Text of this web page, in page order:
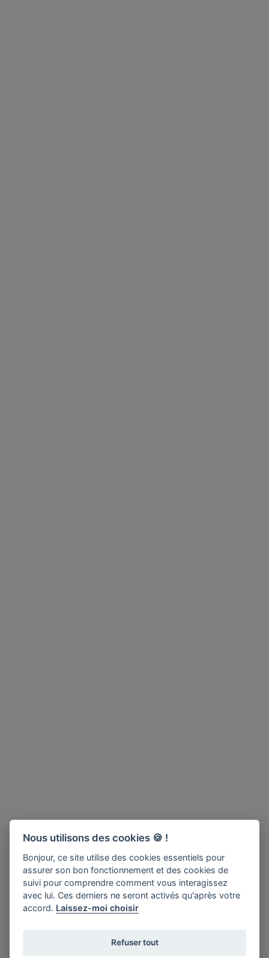
Nous utilisons des cookies 🍪 !
Bonjour, ce site utilise des cookies essentiels pour
assurer son bon fonctionnement et des cookies de
suivi pour comprendre comment vous interagissez
avec lui. Ces derniers ne seront activés qu'après votre
accord. Laissez-moi choisir
Refuser tout